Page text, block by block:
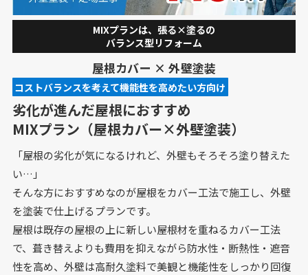
MIXプランは、張る×塗るの
バランス型リフォーム
屋根カバー × 外壁塗装
コストバランスを考えて機能性を高めたい方⁩向け
劣化が進んだ屋根におすすめ
MIXプラン（屋根カバー×外壁塗装）
「屋根の劣化が気になるけれど、外壁もそろそろ塗り替えた
い…」
そんな方におすすめなのが屋根をカバー工法で施工し、外壁
を塗装で仕上げるプランです。
屋根は既存の屋根の上に新しい屋根材を重ねるカバー工法
で、葺き替えよりも費用を抑えながら防水性・断熱性・遮音
性を高め、外壁は高耐久塗料で美観と機能性をしっかり回復⁩